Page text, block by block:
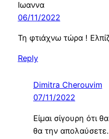
Ιωαννα
06/11/2022
Τη φτιάχνω τώρα !
Reply
Dimitra Cherouvim
07/11/2022
Είμαι σίγουρη ότι
θα την